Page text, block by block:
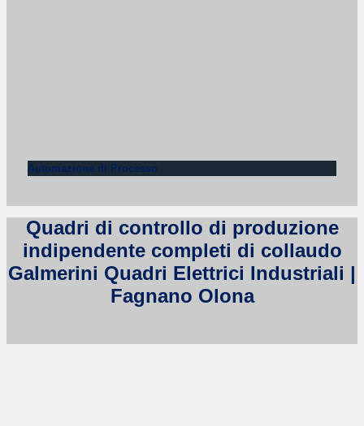
Automazione di Processo
Quadri di controllo di produzione
indipendente completi di collaudo
Galmerini Quadri Elettrici Industriali |
Fagnano Olona